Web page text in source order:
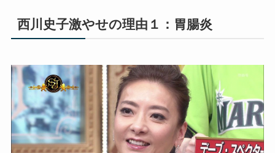
西川史子激やせの理由１：胃腸炎